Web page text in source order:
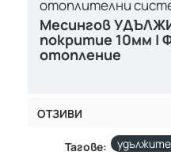
отоплителни
Месингов
покритие 10мм |
отопление
ОТЗИВИ
Тагове: